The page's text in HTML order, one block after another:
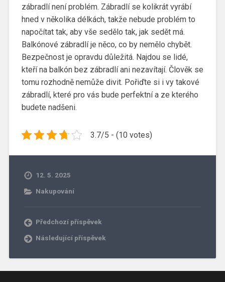
zábradlí není problém. Zábradlí se kolikrát vyrábí
hned v několika délkách, takže nebude problém to
napočítat tak, aby vše sedělo tak, jak sedět má.
Balkónové zábradlí je něco, co by nemělo chybět.
Bezpečnost je opravdu důležitá. Najdou se lidé,
kteří na balkón bez zábradlí ani nezavítají. Člověk se
tomu rozhodně nemůže divit. Pořiďte si i vy takové
zábradlí, které pro vás bude perfektní a ze kterého
budete nadšeni.
3.7/5 - (10 votes)
12. 5. 2025
Nakupování
Předchozí příspěvek
Následující příspěvek